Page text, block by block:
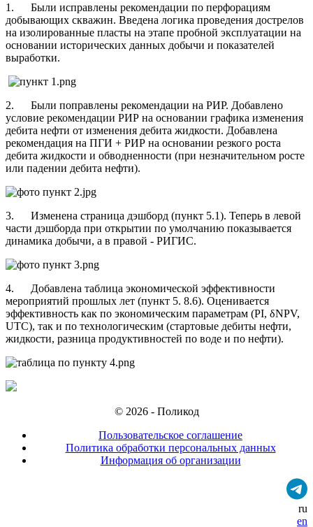
1. Были исправлены рекомендации по перфорациям
добывающих скважин. Введена логика проведения дострелов
на изолированные пласты на этапе пробной эксплуатации на
основании исторических данных добычи и показателей
выработки.
2. Были поправлены рекомендации на РИР. Добавлено
условие рекомендации РИР на основании графика изменения
дебита нефти от изменения дебита жидкости. Добавлена
рекомендация на ПГИ + РИР на основании резкого роста
дебита жидкости и обводненности (при незначительном росте
или падении дебита нефти).
3. Изменена страница дэшборд (пункт 5.1). Теперь в левой
части дэшборда при открытии по умолчанию показывается
динамика добычи, а в правой - РИГИС.
4. Добавлена таблица экономической эффективности
мероприятий прошлых лет (пункт 5. 8.6). Оценивается
эффективность как по экономическим параметрам (PI, δNPV,
UTC), так и по технологическим (стартовые дебиты нефти,
жидкости, разница продуктивностей по воде и по нефти).
© 2026 - Поликод
Пользовательское соглашение
Политика обработки персональных данных
Информация об организации
ru
en